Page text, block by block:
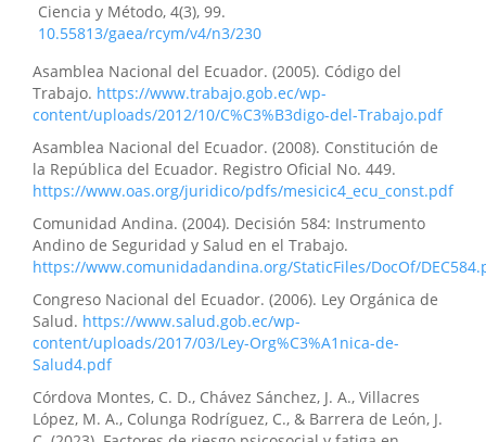
Ciencia y Método, 4(3), 99.
10.55813/gaea/rcym/v4/n3/230
Asamblea Nacional del Ecuador. (2005). Código del
Trabajo. https://www.trabajo.gob.ec/wp-
content/uploads/2012/10/C%C3%B3digo-del-Trabajo.pdf
Asamblea Nacional del Ecuador. (2008). Constitución de
la República del Ecuador. Registro Oficial No. 449.
https://www.oas.org/juridico/pdfs/mesicic4_ecu_const.pdf
Comunidad Andina. (2004). Decisión 584: Instrumento
Andino de Seguridad y Salud en el Trabajo.
https://www.comunidadandina.org/StaticFiles/DocOf/
Congreso Nacional del Ecuador. (2006). Ley Orgánica de
Salud. https://www.salud.gob.ec/wp-
content/uploads/2017/03/Ley-Org%C3%A1nica-de-
Salud4.pdf
Córdova Montes, C. D., Chávez Sánchez, J. A., Villacres
López, M. A., Colunga Rodríguez, C., & Barrera de León, J.